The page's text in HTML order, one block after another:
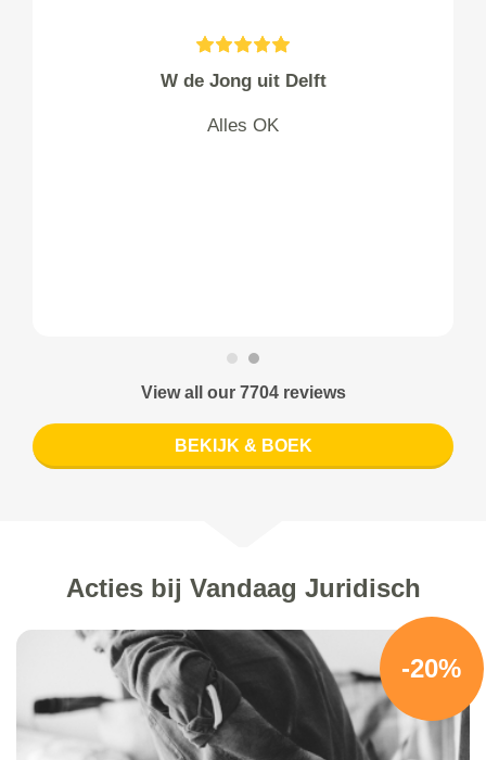
W de Jong uit Delft
Alles OK
View all our 7704 reviews
BEKIJK & BOEK
Acties bij Vandaag Juridisch
-20%